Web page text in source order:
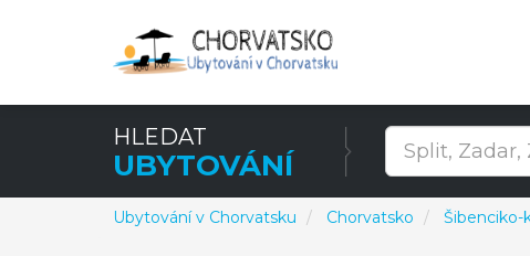
HLEDAT
UBYTOVÁNÍ
Ubytování v Chorvatsku Chorvatsko Šibenciko-